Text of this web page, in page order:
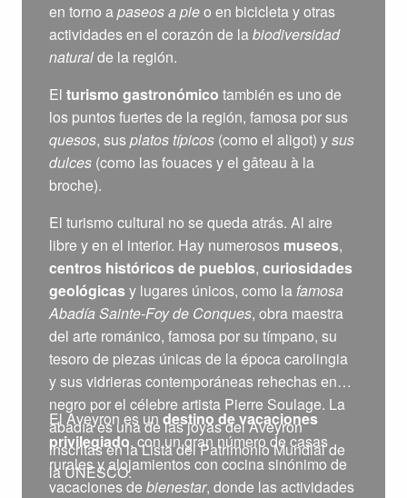
en torno apaseos a pieo en bicicleta y otras
actividades en el corazón de labiodiversidad
naturalde la región.
El turismo gastronómico también es uno de
los puntos fuertes de la región, famosa por sus
quesos, susplatos típicos (como el aligot) ysus
dulces (como las fouaces y el gâteau à la
broche).
El turismo cultural no se queda atrás. Al aire
libre y en el interior. Hay numerosos museos,
centros históricos de pueblos, curiosidades
geológicasy lugares únicos, como lafamosa
Abadía Sainte-Foy de Conques, obra maestra
del arte románico, famosa por su tímpano, su
tesoro de piezas únicas de la época carolingia
y sus vidrieras contemporáneas rehechas en
negro por el célebre artista Pierre Soulage. La
abadía es una de las joyas del Aveyron
inscritas en la Lista del Patrimonio Mundial de
la UNESCO.
El Aveyron es un destino de vacaciones
privilegiado, con un gran número de casas
rurales y alojamientos con cocina sinónimo de
vacaciones de bienestar, donde las actividades